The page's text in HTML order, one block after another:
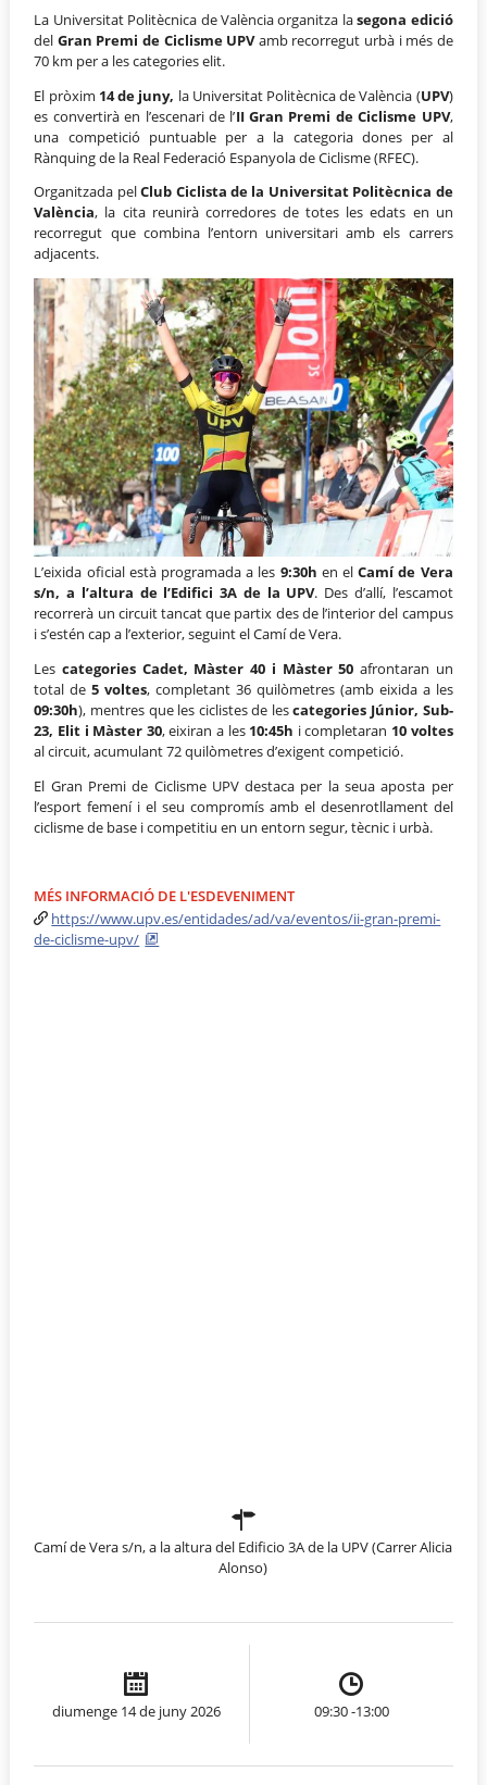
La Universitat Politècnica de València organitza lasegona edició
del Gran Premi de Ciclisme UPVamb recorregut urbà i més de
70 km per a les categories elit.
El pròxim 14 de juny, la Universitat Politècnica de València (UPV)
es convertirà en l’escenari de l’II Gran Premi de Ciclisme UPV,
una competició puntuable per a la categoria dones per al
Rànquing de la Real Federació Espanyola de Ciclisme (RFEC).
Organitzada pelClub Ciclista de la Universitat Politècnica de
València, la cita reunirà corredores de totes les edats en un
recorregut que combina l’entorn universitari amb els carrers
adjacents.
L’eixida oficial està programada a les 9:30h en elCamí de Vera
s/n, a l’altura de l’Edifici 3A de la UPV. Des d’allí, l’escamot
recorrerà un circuit tancat que partix des de l’interior del campus
i s’estén cap a l’exterior, seguint el Camí de Vera.
Lescategories Cadet, Màster 40 i Màster 50 afrontaran un
total de 5 voltes, completant 36 quilòmetres (amb eixida a les
09:30h), mentres que les ciclistes de lescategories Júnior, Sub-
23, Elit i Màster 30, eixiran a les 10:45h i completaran 10 voltes
al circuit, acumulant 72 quilòmetres d’exigent competició.
El Gran Premi de Ciclisme UPV destaca per la seua aposta per
l’esport femení i el seu compromís amb el desenrotllament del
ciclisme de base i competitiu en un entorn segur, tècnic i urbà.
MÉS INFORMACIÓ DE L'ESDEVENIMENT
https://www.upv.es/entidades/ad/va/eventos/ii-gran-premi-
de-ciclisme-upv/
Camí de Vera s/n, a la altura del Edificio 3A de la UPV (Carrer Alicia
Alonso)
diumenge 14 de juny 2026 09:30 -13:00